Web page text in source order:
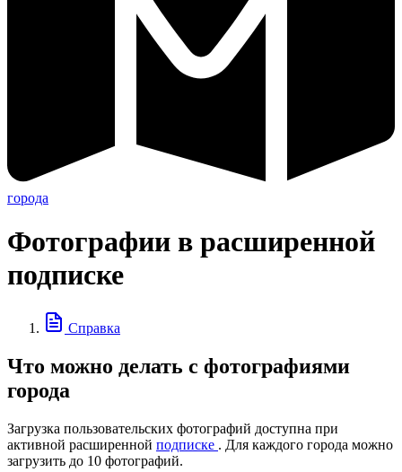
города
Фотографии в расширенной
подписке
Справка
Что можно делать с фотографиями
города
Загрузка пользовательских фотографий доступна при
активной расширенной подписке . Для каждого города можно
загрузить до 10 фотографий.